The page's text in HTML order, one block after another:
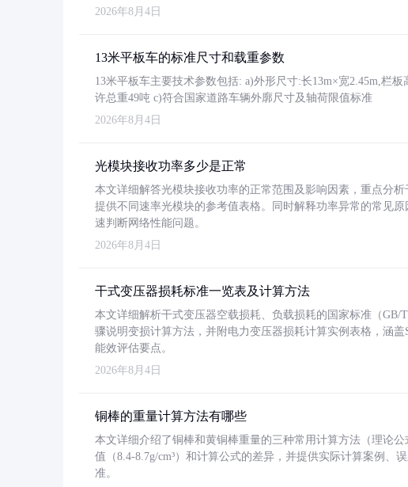
2026年8月4日
13米平板车的标准尺寸和载重参数
13米平板车主要技术参数包括: a)外形尺寸:长13m×宽2.45m,栏
许总重49吨 c)符合国家道路车辆外廓尺寸及轴荷限值标准
2026年8月4日
光模块接收功率多少是正常
本文详细解答光模块接收功率的正常范围及影响因素，重点分
提供不同速率光模块的参考值表格。同时解释功率异常的常见
速判断网络性能问题。
2026年8月4日
干式变压器损耗标准一览表及计算方法
本文详细解析干式变压器空载损耗、负载损耗的国家标准（GB/
骤说明变损计算方法，并附电力变压器损耗计算实例表格，涵
能效评估要点。
2026年8月4日
铜棒的重量计算方法有哪些
本文详细介绍了铜棒和黄铜棒重量的三种常用计算方法（理论
值（8.4-8.7g/cm³）和计算公式的差异，并提供实际计算案例、
准。